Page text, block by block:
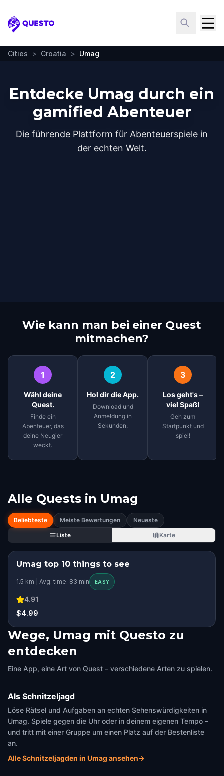
Questo
Cities > Croatia > Umag
Entdecke Umag durch ein
gamified Abenteuer
Die führende Plattform für Abenteuerspiele in
der echten Welt.
Wie kann man bei einer Quest
mitmachen?
1
Wähl deine
Quest.
Finde ein
Abenteuer, das
deine Neugier
weckt.
2
Hol dir die App.
Download und
Anmeldung in
Sekunden.
3
Los geht's –
viel Spaß!
Geh zum
Startpunkt und
spiel!
Alle Quests in Umag
Beliebteste Meiste Bewertungen
Neueste
Liste
Karte
Umag top 10 things to see
1.5 km | Avg. time: 83 min EASY
4.91
$4.99
Wege, Umag mit Questo zu
entdecken
Eine App, eine Art von Quest – verschiedene Arten zu spielen.
Als Schnitzeljagd
Löse Rätsel und Aufgaben an echten Sehenswürdigkeiten in
Umag. Spiele gegen die Uhr oder in deinem eigenen Tempo –
und tritt mit einer Gruppe um einen Platz auf der Bestenliste
an.
Alle Schnitzeljagden in Umag ansehen→